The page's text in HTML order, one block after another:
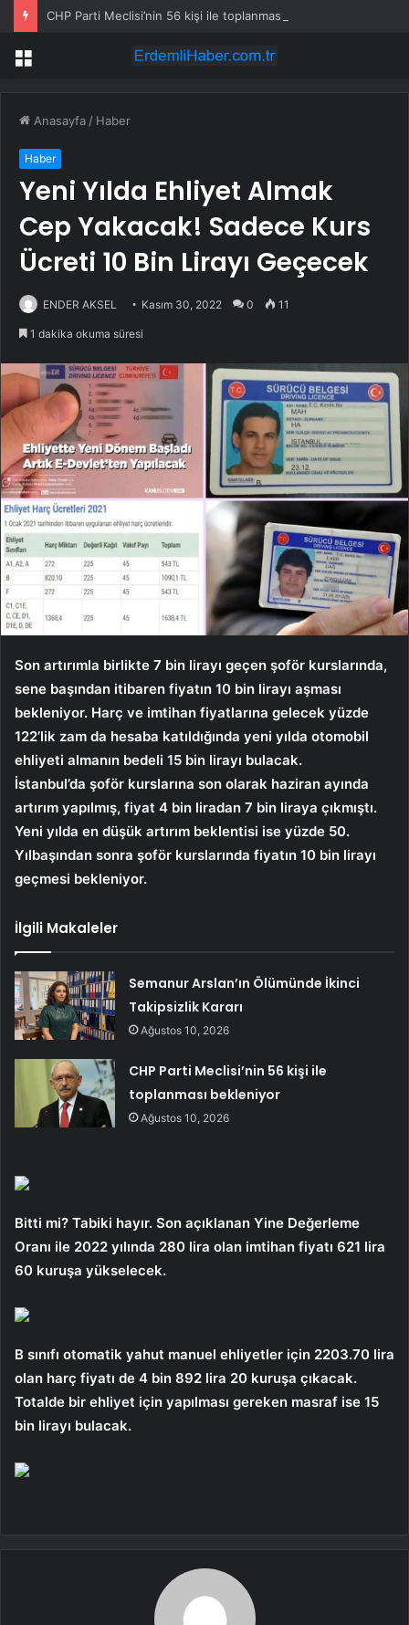
CHP Parti Meclisi’nin 56 kişi ile toplanması bekleniyor
Menü
Anasayfa / Haber
Haber
Yeni Yılda Ehliyet Almak
Cep Yakacak! Sadece Kurs
Ücreti 10 Bin Lirayı Geçecek
ENDER AKSEL Kasım 30, 2022 0 11
1 dakika okuma süresi
Son artırımla birlikte 7 bin lirayı geçen şoför kurslarında,
sene başından itibaren fiyatın 10 bin lirayı aşması
bekleniyor. Harç ve imtihan fiyatlarına gelecek yüzde
122’lik zam da hesaba katıldığında yeni yılda otomobil
ehliyeti almanın bedeli 15 bin lirayı bulacak.
İstanbul’da şoför kurslarına son olarak haziran ayında
artırım yapılmış, fiyat 4 bin liradan 7 bin liraya çıkmıştı.
Yeni yılda en düşük artırım beklentisi ise yüzde 50.
Yılbaşından sonra şoför kurslarında fiyatın 10 bin lirayı
geçmesi bekleniyor.
İlgili Makaleler
Semanur Arslan’ın Ölümünde İkinci
Takipsizlik Kararı
Ağustos 10, 2026
CHP Parti Meclisi’nin 56 kişi ile
toplanması bekleniyor
Ağustos 10, 2026
Bitti mi? Tabiki hayır. Son açıklanan Yine Değerleme
Oranı ile 2022 yılında 280 lira olan imtihan fiyatı 621 lira
60 kuruşa yükselecek.
B sınıfı otomatik yahut manuel ehliyetler için 2203.70 lira
olan harç fiyatı de 4 bin 892 lira 20 kuruşa çıkacak.
Totalde bir ehliyet için yapılması gereken masraf ise 15
bin lirayı bulacak.